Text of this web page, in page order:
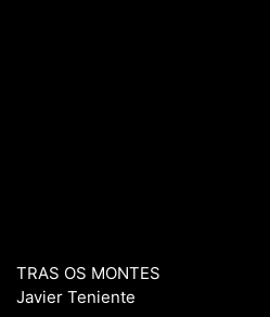
TRAS OS MONTES
Javier Teniente